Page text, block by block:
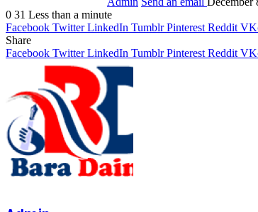
0 31 Less than a minute
Facebook Twitter LinkedIn Tumblr Pinterest Reddit
Share
Facebook Twitter LinkedIn Tumblr Pinterest Reddit